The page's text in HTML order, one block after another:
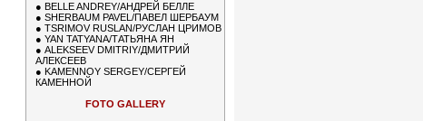
● BELLE ANDREY/АНДРЕЙ БЕЛЛЕ
● SHERBAUM PAVEL/ПАВЕЛ ШЕРБАУМ
● TSRIMOV RUSLAN/РУСЛАН ЦРИМОВ
● YAN TATYANA/ТАТЬЯНА ЯН
● ALEKSEEV DMITRIY/ДМИТРИЙ
АЛЕКСЕЕВ
● KAMENNOY SERGEY/СЕРГЕЙ
КАМЕННОЙ
FOTO GALLERY